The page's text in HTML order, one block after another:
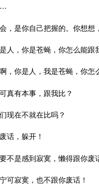
，是你自己把握的。你想想
人，你是苍蝇，你怎么能跟
，你是人，我是苍蝇，你怎
真有本事，跟我比？
现在不就在比吗？
话，躲开！
不是感到寂寞，懒得跟你废
可寂寞，也不跟你废话！